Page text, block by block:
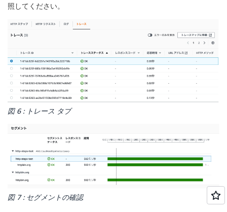
照してください。
図 6 : トレース タブ
図 7 : セグメントの確認